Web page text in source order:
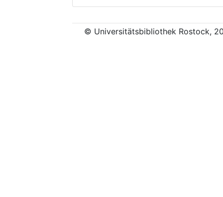
© Universitätsbibliothek Rostock,